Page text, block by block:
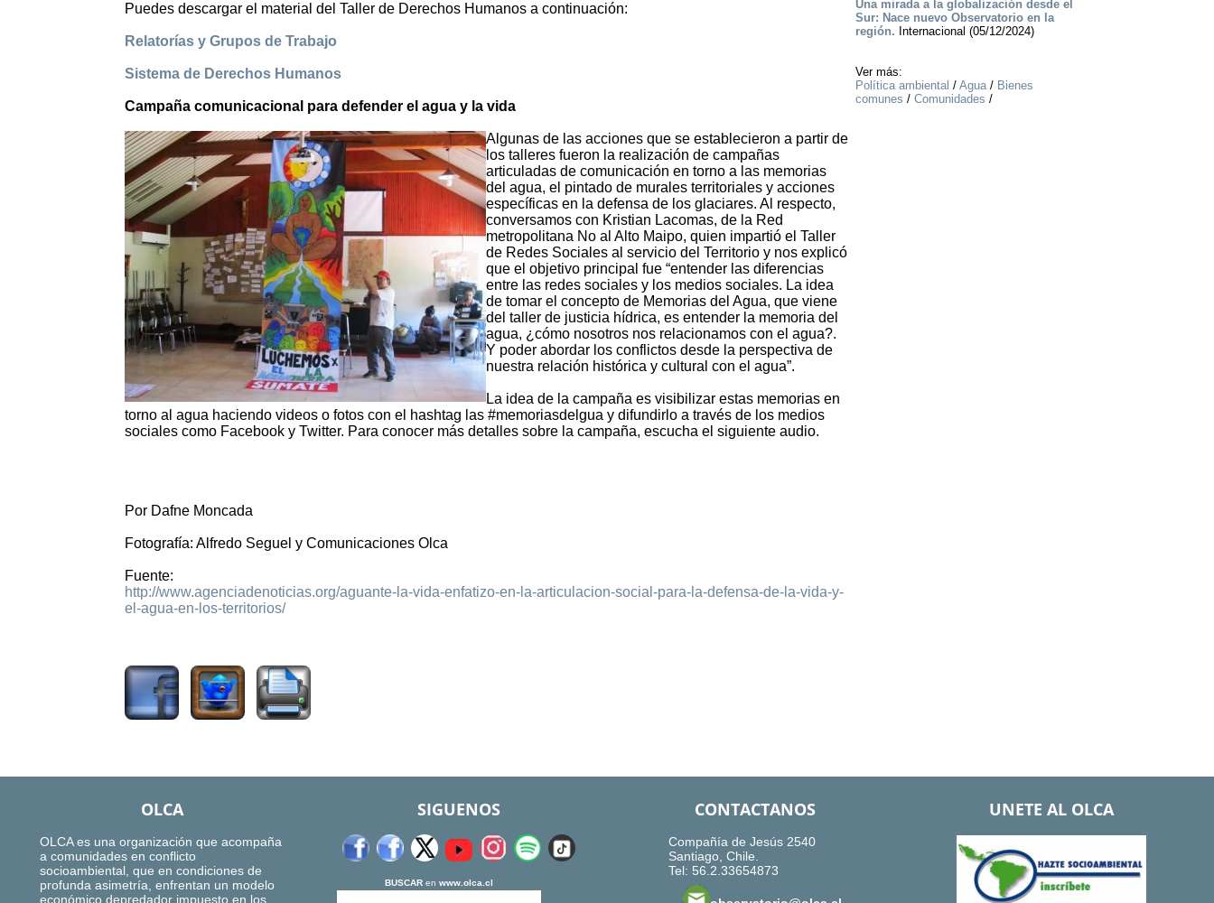
Puedes descargar el material del Taller de Derechos Humanos a continuación:
Relatorías y Grupos de Trabajo
Sistema de Derechos Humanos
Campaña comunicacional para defender el agua y la vida
Algunas de las acciones que se establecieron a partir de
los talleres fueron la realización de campañas
articuladas de comunicación en torno a las memorias
del agua, el pintado de murales territoriales y acciones
específicas en la defensa de los glaciares. Al respecto,
conversamos con Kristian Lacomas, de la Red
metropolitana No al Alto Maipo, quien impartió el Taller
de Redes Sociales al servicio del Territorio y nos explicó
que el objetivo principal fue “entender las diferencias
entre las redes sociales y los medios sociales. La idea
de tomar el concepto de Memorias del Agua, que viene
del taller de justicia hídrica, es entender la memoria del
agua, ¿cómo nosotros nos relacionamos con el agua?.
Y poder abordar los conflictos desde la perspectiva de
nuestra relación histórica y cultural con el agua”.
La idea de la campaña es visibilizar estas memorias en
torno al agua haciendo videos o fotos con el hashtag las #memoriasdelgua y difundirlo a través de los medios
sociales como Facebook y Twitter. Para conocer más detalles sobre la campaña, escucha el siguiente audio.
Por Dafne Moncada
Fotografía: Alfredo Seguel y Comunicaciones Olca
Fuente:
http://www.agenciadenoticias.org/aguante-la-vida-enfatizo-en-la-articulacion-social-para-la-defensa-de-la-vida-y-
el-agua-en-los-territorios/
Una mirada a la globalización desde el
Sur: Nace nuevo Observatorio en la
región. Internacional (05/12/2024)
Ver más:
Política ambiental / Agua/ Bienes
comunes / Comunidades /
OLCA
OLCA es una organización que acompaña
a comunidades en conflicto
socioambiental, que en condiciones de
profunda asimetría, enfrentan un modelo
económico depredador impuesto en los
SIGUENOS
BUSCARen www.olca.cl
CONTACTANOS
Compañía de Jesús 2540
Santiago, Chile.
Tel: 56.2.33654873
UNETE AL OLCA